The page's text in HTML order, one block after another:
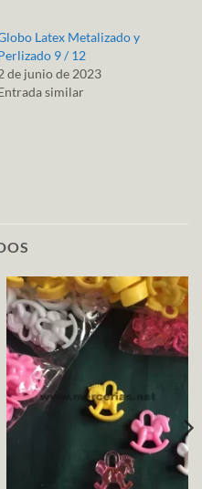
Latex Metalizado y
9 / 12
de junio de 2023
similar